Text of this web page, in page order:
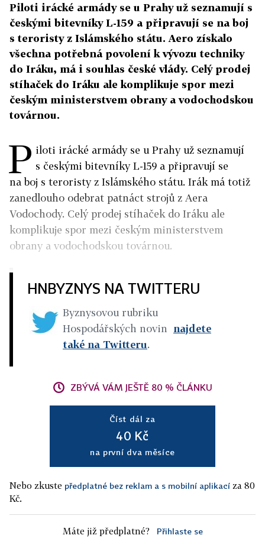
Piloti irácké armády se u Prahy už seznamují s
českými bitevníky L-159 a připravují se na boj
s teroristy z Islámského státu. Aero získalo
všechna potřebná povolení k vývozu techniky
do Iráku, má i souhlas české vlády. Celý prodej
stíhaček do Iráku ale komplikuje spor mezi
českým ministerstvem obrany a vodochodskou
továrnou.
P iloti irácké armády se u Prahy už seznamují
s českými bitevníky L-159 a připravují se
na boj s teroristy z Islámského státu. Irák má totiž
zanedlouho odebrat patnáct strojů z Aera
Vodochody. Celý prodej stíhaček do Iráku ale
komplikuje spor mezi českým ministerstvem
obrany a vodochodskou továrnou.
HNBYZNYS NA TWITTERU
Byznysovou rubriku
Hospodářských novin najdete
také na Twitteru.
ZBÝVÁ VÁM JEŠTĚ 80 % ČLÁNKU
Číst dál za
40 Kč
na první dva měsíce
Nebo zkuste předplatné bez reklam a s mobilní aplikací za 80
Kč.
Máte již předplatné? Přihlaste se